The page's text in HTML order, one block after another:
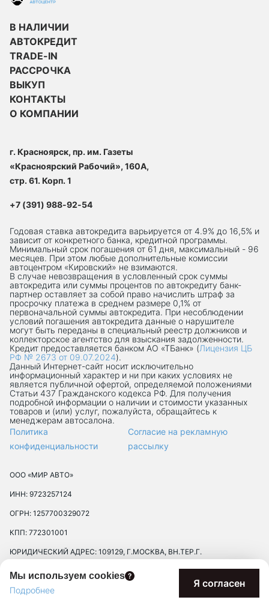
Мы используем cookies
Подробнее
Я согласен
В НАЛИЧИИ
АВТОКРЕДИТ
TRADE-IN
РАССРОЧКА
ВЫКУП
КОНТАКТЫ
О КОМПАНИИ
г. Красноярск, пр. им. Газеты
«Красноярский Рабочий», 160А,
стр. 61. Корп. 1
+7 (391) 988-92-54
Годовая ставка автокредита варьируется от 4.9% до 16,5% и
зависит от конкретного банка, кредитной программы.
Минимальный срок погашения от 61 дня, максимальный - 96
месяцев. При этом любые дополнительные комиссии
автоцентром «Кировский» не взимаются.
В случае невозвращения в условленный срок суммы
автокредита или суммы процентов по автокредиту банк-
партнер оставляет за собой право начислить штраф за
просрочку платежа в среднем размере 0,1% от
первоначальной суммы автокредита. При несоблюдении
условий погашения автокредита данные о нарушителе
могут быть переданы в специальный реестр должников и
коллекторское агентство для взыскания задолженности.
Кредит предоставляется банком АО «ТБанк» (Лицензия ЦБ
РФ № 2673 от 09.07.2024).
Данный Интернет-сaйт носит исключительно
информационный характер и ни при каких условиях не
является публичной офертой, определяемой положениями
Статьи 437 Гражданского кодекса РФ. Для получения
подробной информации о наличии и стоимости указанных
товаров и (или) услуг, пожалуйста, обращайтесь к
менеджерам автосалона.
Политика
конфиденциальности
Согласие на рекламную
рассылку
ООО «МИР АВТО»
ИНН: 9723257124
ОГРН: 1257700329072
КПП: 772301001
ЮРИДИЧЕСКИЙ АДРЕС: 109129, Г.МОСКВА, ВН.ТЕР.Г.
ТЕКСТИЛЬЩИКОВ, Д. 13, К. 2, ПОМЕЩ. 17/8П